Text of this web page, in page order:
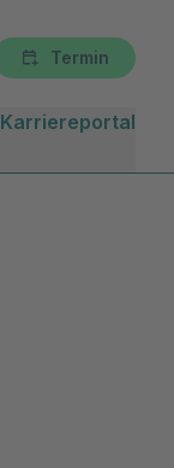
Termin
Karriereportal